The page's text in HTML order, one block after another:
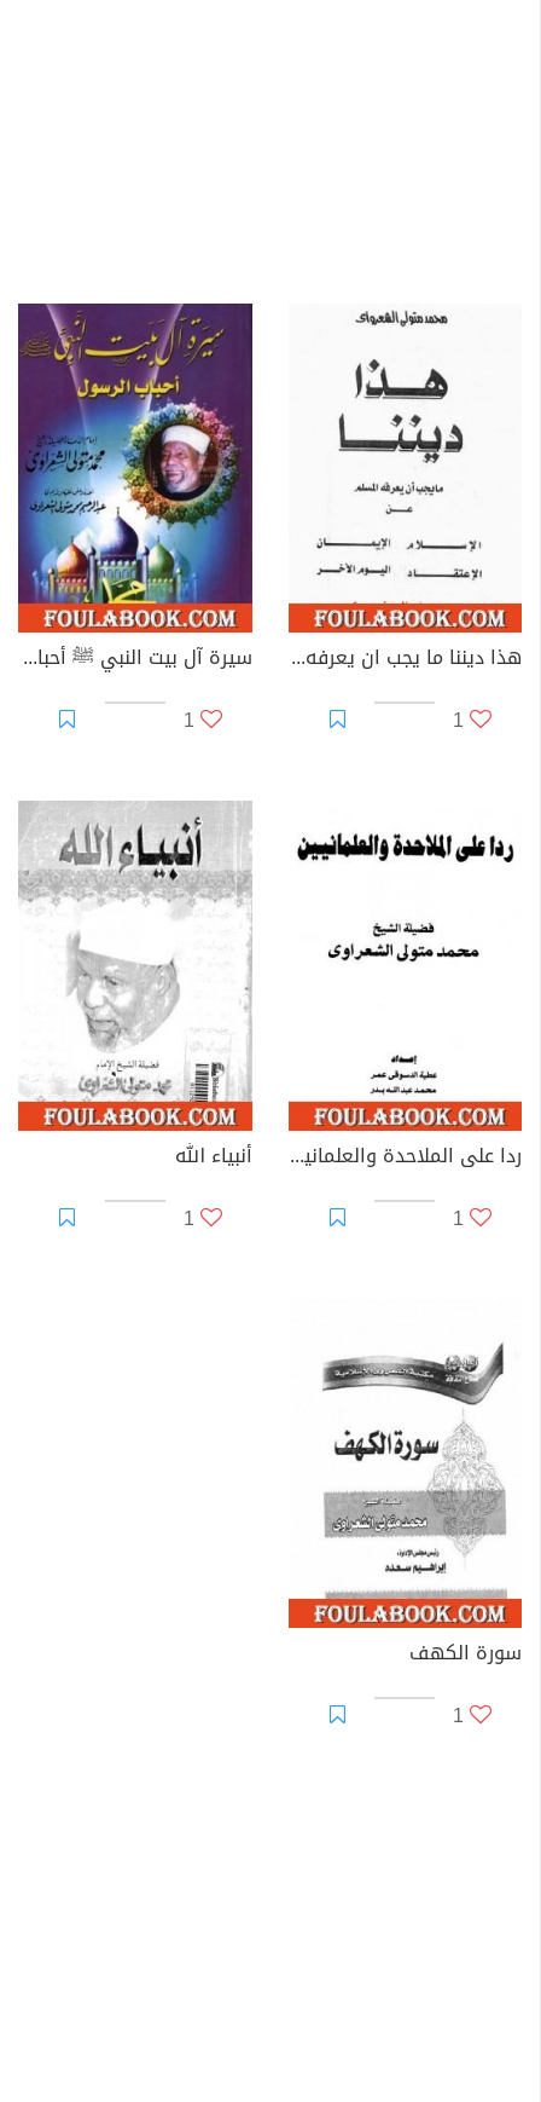
هذا ديننا ما يجب ان يعرفه المسلم عن الإسلام ـ الإيمان - الإعتقاد - اليوم الآخر
1
سيرة آل بيت النبي ﷺ أحباب الرسول
1
ردا على الملاحدة والعلمانيين
1
أنبياء الله
1
سورة الكهف
1